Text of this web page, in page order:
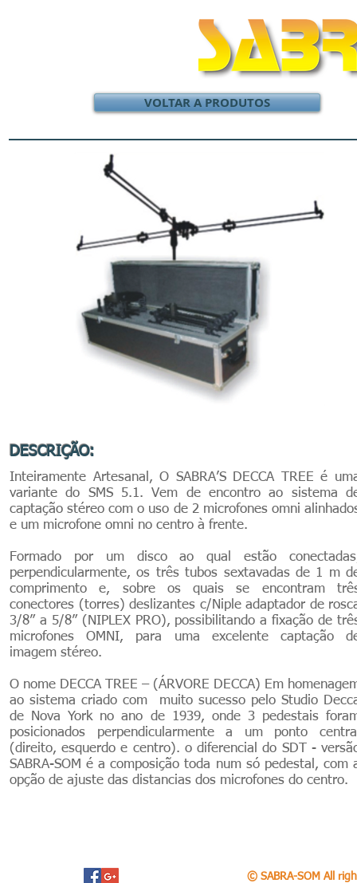
VOLTAR A PRODUTOS
DESCRIÇÃO:
​Inteiramente Artesanal, O SABRA’S DECCA TREE é
variante do SMS 5.1. Vem de encontro ao sistema
captação stéreo com o uso de 2 microfones omni
e um microfone omni no centro à frente.
Formado por um disco ao qual estão
perpendicularmente, os três tubos sextavadas de 1 m
comprimento e, sobre os quais se encontram
conectores (torres) deslizantes c/Niple adaptador de
3/8” a 5/8” (NIPLEX PRO), possibilitando a fixação de
microfones OMNI, para uma excelente captação
imagem stéreo.
O nome DECCA TREE – (ÁRVORE DECCA) Em
ao sistema criado com muito sucesso pelo Studio
de Nova York no ano de 1939, onde 3 pedestais
posicionados perpendicularmente a um ponto
(direito, esquerdo e centro). o diferencial do SDT -
SABRA-SOM é a composição toda num só pedestal, com
opção de ajuste das distancias dos microfones do centro.
© SABRA-SOM All